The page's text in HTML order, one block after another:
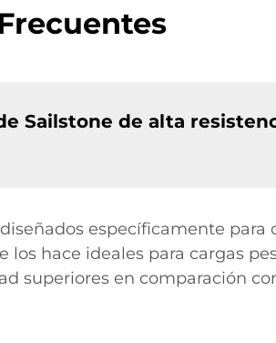
Sailstone de alta
específicamente para
hace ideales para cargas
superiores en comparación